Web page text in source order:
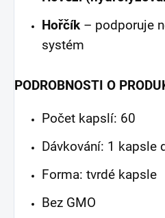
Hořčík – podporuje
systém
PODROBNOSTI O
Počet kapslí: 60
Dávkování: 1 kapsle
Forma: tvrdé kapsle
Bez GMO